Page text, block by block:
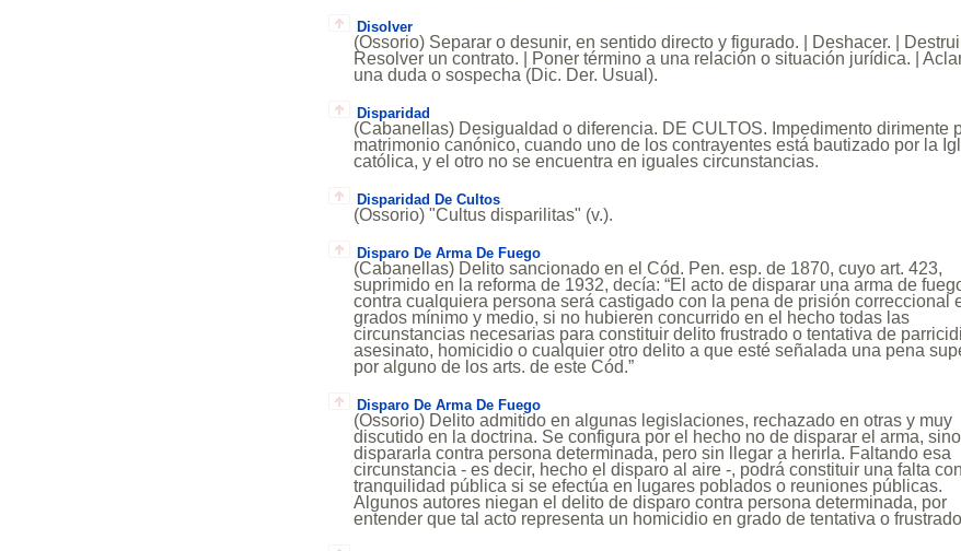
Disolver
(Ossorio) Separar o desunir, en sentido directo y figurado. | Deshacer. |
Resolver un contrato. | Poner término a una relación o situación jurídica. |
una duda o sospecha (Dic. Der. Usual).
Disparidad
(Cabanellas) Desigualdad o diferencia. DE CULTOS. Impedimento dirimente
matrimonio canónico, cuando uno de los contrayentes está bautizado por la
católica, y el otro no se encuentra en iguales circunstancias.
Disparidad De Cultos
(Ossorio) "Cultus disparilitas" (v.).
Disparo De Arma De Fuego
(Cabanellas) Delito sancionado en el Cód. Pen. esp. de 1870, cuyo art. 423,
suprimido en la reforma de 1932, decía: “El acto de disparar una arma de
contra cualquiera persona será castigado con la pena de prisión correccional
grados mínimo y medio, si no hubieren concurrido en el hecho todas las
circunstancias necesarias para constituir delito frustrado o tentativa de
asesinato, homicidio o cualquier otro delito a que esté señalada una pena
por alguno de los arts. de este Cód.”
Disparo De Arma De Fuego
(Ossorio) Delito admitido en algunas legislaciones, rechazado en otras y muy
discutido en la doctrina. Se configura por el hecho no de disparar el arma,
dispararla contra persona determinada, pero sin llegar a herirla. Faltando esa
circunstancia - es decir, hecho el disparo al aire -, podrá constituir una falta
tranquilidad pública si se efectúa en lugares poblados o reuniones públicas.
Algunos autores niegan el delito de disparo contra persona determinada, por
entender que tal acto representa un homicidio en grado de tentativa o